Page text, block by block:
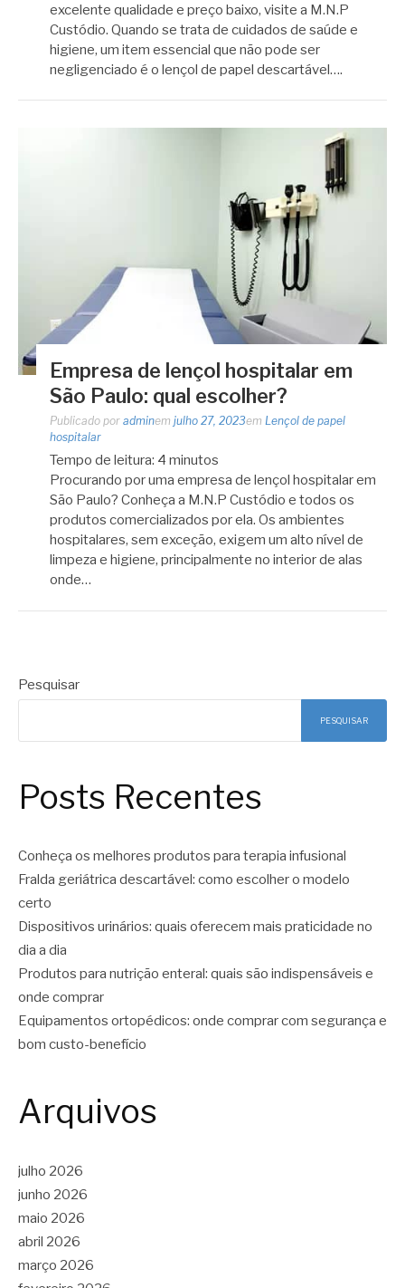
excelente qualidade e preço baixo, visite a M.N.P
Custódio. Quando se trata de cuidados de saúde e
higiene, um item essencial que não pode ser
negligenciado é o lençol de papel descartável….
Empresa de lençol hospitalar em
São Paulo: qual escolher?
Publicado por adminem julho 27, 2023em Lençol de papel
hospitalar
Tempo de leitura: 4 minutos
Procurando por uma empresa de lençol hospitalar em
São Paulo? Conheça a M.N.P Custódio e todos os
produtos comercializados por ela. Os ambientes
hospitalares, sem exceção, exigem um alto nível de
limpeza e higiene, principalmente no interior de alas
onde…
Pesquisar
PESQUISAR
Posts Recentes
Conheça os melhores produtos para terapia infusional
Fralda geriátrica descartável: como escolher o modelo
certo
Dispositivos urinários: quais oferecem mais praticidade no
dia a dia
Produtos para nutrição enteral: quais são indispensáveis e
onde comprar
Equipamentos ortopédicos: onde comprar com segurança e
bom custo-benefício
Arquivos
julho 2026
junho 2026
maio 2026
abril 2026
março 2026